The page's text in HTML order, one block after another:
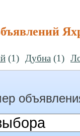
(1) Дубна (1)